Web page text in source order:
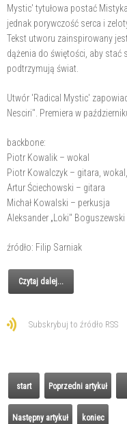
Mystic' tytułowa postać
jednak porywczość serca i
Tekst utworu zainspirowany
dążenia do świętości, aby stać
podtrzymują świat.
Utwór 'Radical Mystic'
Nesciri". Premiera w
backbone:
Piotr Kowalik – wokal
Piotr Kowalczyk – gitara,
Artur Ściechowski – gitara
Michał Kowalski – perkusja
Aleksander „Loki"
źródło: Filip Sarniak
Czytaj dalej...
Subskrybuj to źródło RSS
start Poprzedni artykuł
Następny artykuł koniec